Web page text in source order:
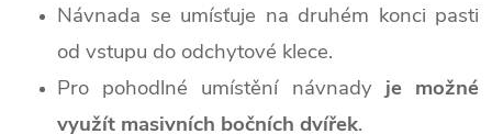
Návnada se umísťuje na druhém konci pasti
od vstupu do odchytové klece.
Pro pohodlné umístění návnady je možné
využít masivních bočních dvířek.